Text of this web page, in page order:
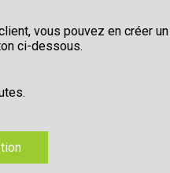
vous pouvez en créer
ci-dessous.